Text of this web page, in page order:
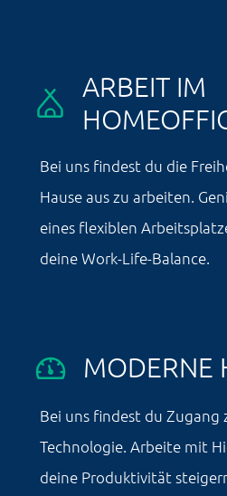
ARBEIT IM
Bei uns findest du die
Hause aus zu arbeiten.
eines flexiblen
deine Work-Life-Balance.
MODERNE
Bei uns findest du Zugang
Technologie. Arbeite mit
deine Produktivität